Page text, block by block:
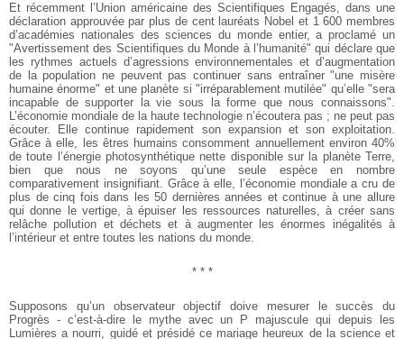
Et récemment l’Union américaine des Scientifiques Engagés, dans une
déclaration approuvée par plus de cent lauréats Nobel et 1 600 membres
d’académies nationales des sciences du monde entier, a proclamé un
"Avertissement des Scientifiques du Monde à l’humanité" qui déclare que
les rythmes actuels d’agressions environnementales et d’augmentation
de la population ne peuvent pas continuer sans entraîner "une misère
humaine énorme" et une planète si "irréparablement mutilée" qu’elle "sera
incapable de supporter la vie sous la forme que nous connaissons".
L’économie mondiale de la haute technologie n’écoutera pas ; ne peut pas
écouter. Elle continue rapidement son expansion et son exploitation.
Grâce à elle, les êtres humains consomment annuellement environ 40%
de toute l’énergie photosynthétique nette disponible sur la planète Terre,
bien que nous ne soyons qu’une seule espèce en nombre
comparativement insignifiant. Grâce à elle, l’économie mondiale a cru de
plus de cinq fois dans les 50 dernières années et continue à une allure
qui donne le vertige, à épuiser les ressources naturelles, à créer sans
relâche pollution et déchets et à augmenter les énormes inégalités à
l’intérieur et entre toutes les nations du monde.
* * *
Supposons qu’un observateur objectif doive mesurer le succès du
Progrès - c’est-à-dire le mythe avec un P majuscule qui depuis les
Lumières a nourri, guidé et présidé ce mariage heureux de la science et